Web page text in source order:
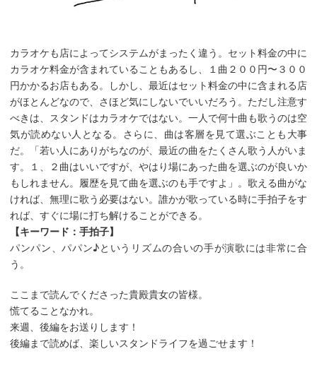
カラオケも店によってシステムがまったく違う。セット料金の中に
カラオケ料金が含まれていることもあるし、１曲２００円〜３００
円かかるお店もある。しかし、最近はセット料金の中に含まれる店
がほとんどなので、さほど気にしないでいいだろう。ただし注意す
べきは、スタンドはカラオケではない。一人で何十曲も歌うのは空
気が読めない人となる。さらに、曲は客層を見て選ぶことも大事
だ。「若い人にありがちなのが、最近の曲をたくさん歌う人がいま
す。１、２曲はいいですが、やはり場にあった曲を選ぶのが良いか
もしれません。履歴を見て曲を選ぶのも手ですよ」。歌える曲がな
ければ、無理に歌う必要はない。誰かが歌っている時に手拍子をす
れば、すぐに場に打ち解けることができる。
【キーワード：手拍子】
パンパン、パパン♪というリズムの合いの手が演歌には非常に合
う。
ここまで読んでくださった貴殿貴女の皆様。
慌てることなかれ。
来週、後編をお送りします！
後編まで読めば、楽しいスタンドライフを過ごせます！